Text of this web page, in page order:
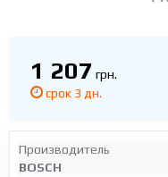
1 207 грн.
срок 3 дн.
Производитель
BOSCH